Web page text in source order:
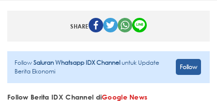
SHARE
FollowSaluran Whatsapp IDX Channeluntuk Update
Berita Ekonomi
Follow
Follow Berita IDX Channel diGoogle News